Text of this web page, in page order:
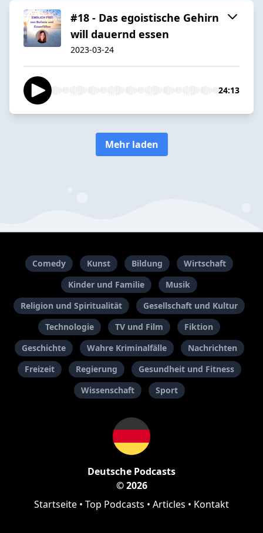
#18 - Das egoistische Gehirn
will dauernd essen
2023-03-24
24:13
Mehr laden
Comedy Kunst Bildung
Wirtschaft
Kinder und Familie
Musik
Religion und Spiritualität
Gesellschaft und Kultur
Technologie
TV und Film
Fiktion
Geschichte
Wahre Kriminalfälle
Nachrichten
Freizeit
Regierung
Gesundheit und Fitness
Wissenschaft
Sport
Deutsche Podcasts
© 2026
Startseite • Top Podcasts • Articles • Kontakt